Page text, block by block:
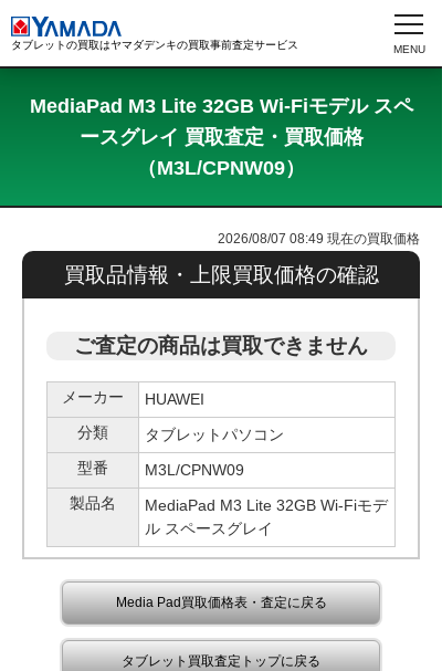
タブレットの買取はヤマダデンキの買取事前査定サービス
MediaPad M3 Lite 32GB Wi-Fiモデル スペ
ースグレイ 買取査定・買取価格
（M3L/CPNW09）
2026/08/07 08:49 現在の買取価格
買取品情報・上限買取価格の確認
ご査定の商品は買取できません
メーカー
HUAWEI
分類
タブレットパソコン
型番
M3L/CPNW09
製品名
MediaPad M3 Lite 32GB Wi-Fiモデ
ル スペースグレイ
Media Pad買取価格表・査定に戻る
タブレット買取査定トップに戻る